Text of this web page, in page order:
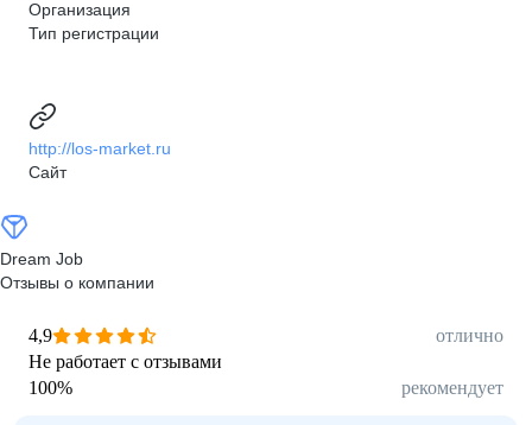
Организация
Тип регистрации
http://los-market.ru
Сайт
Dream Job
Отзывы о компании
4,9
отлично
Не работает с отзывами
100% рекомендует